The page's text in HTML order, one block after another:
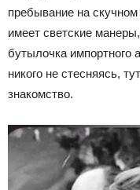
пребывание на
имеет светские
бутылочка импортного
никого не стесняясь,
знакомство.